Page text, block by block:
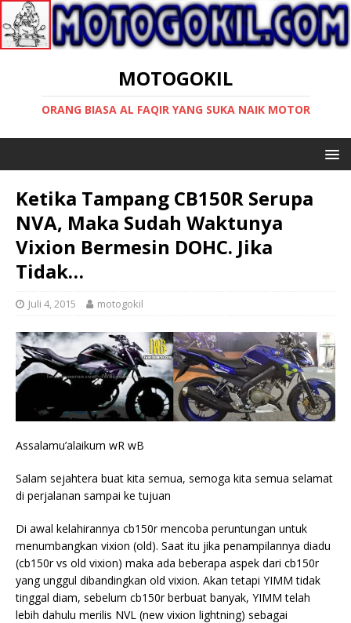
MOTOGOKIL
ORANG BIASA AL FAQIR YANG SUKA NAIK MOTOR
Ketika Tampang CB150R Serupa
NVA, Maka Sudah Waktunya
Vixion Bermesin DOHC. Jika
Tidak…
Juli 4, 2015 motogokil
Assalamu’alaikum wR wB
Salam sejahtera buat kita semua, semoga kita semua selamat
di perjalanan sampai ke tujuan
Di awal kelahirannya cb150r mencoba peruntungan untuk
menumbangkan vixion (old). Saat itu jika penampilannya diadu
(cb150r vs old vixion) maka ada beberapa aspek dari cb150r
yang unggul dibandingkan old vixion. Akan tetapi YIMM tidak
tinggal diam, sebelum cb150r berbuat banyak, YIMM telah
lebih dahulu merilis NVL (new vixion lightning) sebagai